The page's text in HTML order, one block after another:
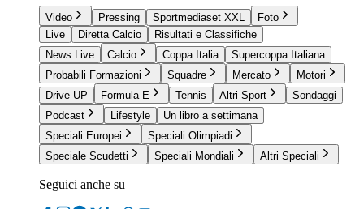
Video Pressing Sportmediaset XXL
Foto
Live
Diretta Calcio
Risultati e Classifiche
News Live
Calcio Coppa Italia
Supercoppa Italiana
Probabili Formazioni
Squadre Mercato
Motori
Drive UP
Formula E Tennis Altri Sport
Sondaggi
Podcast
Lifestyle
Un libro a settimana
Speciali Europei
Speciali Olimpiadi
Speciale Scudetti
Speciali Mondiali Altri Speciali
Seguici anche su